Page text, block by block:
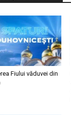
Fiului văduvei din